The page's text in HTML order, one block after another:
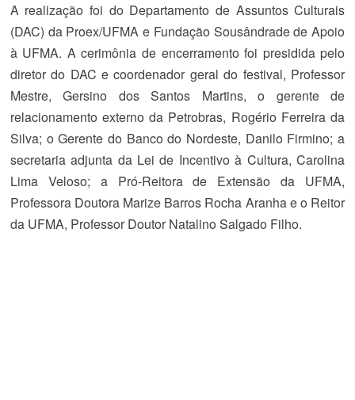
A realização foi do Departamento de Assuntos Culturais
(DAC) da Proex/UFMA e Fundação Sousândrade de Apoio
à UFMA. A cerimônia de encerramento foi presidida pelo
diretor do DAC e coordenador geral do festival, Professor
Mestre, Gersino dos Santos Martins, o gerente de
relacionamento externo da Petrobras, Rogério Ferreira da
Silva; o Gerente do Banco do Nordeste, Danilo Firmino; a
secretaria adjunta da Lei de Incentivo à Cultura, Carolina
Lima Veloso; a Pró-Reitora de Extensão da UFMA,
Professora Doutora Marize Barros Rocha Aranha e o Reitor
da UFMA, Professor Doutor Natalino Salgado Filho.